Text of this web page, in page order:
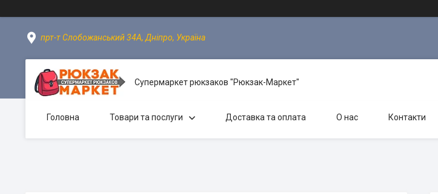
прт-т Слобожанський 34А, Дніпро, Україна
Супермаркет рюкзаков "Рюкзак-Маркет"
Головна Товари та послуги Доставка та оплата О нас Контакти